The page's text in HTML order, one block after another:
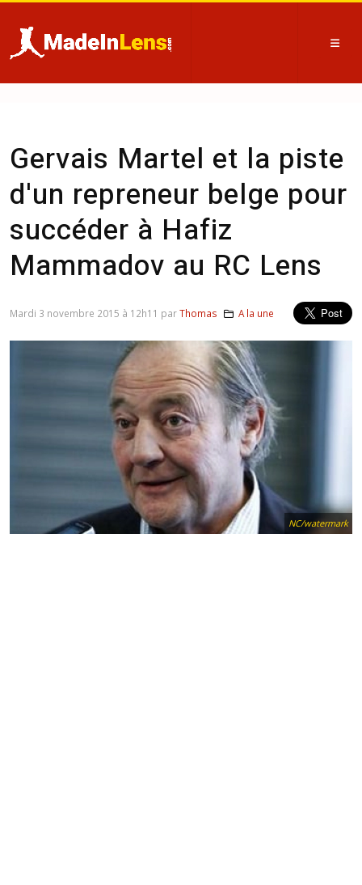
Gervais Martel et la piste
d'un repreneur belge pour
succéder à Hafiz
Mammadov au RC Lens
NC/watermark
Mardi 3 novembre 2015 à 12h11 parThomas A la une